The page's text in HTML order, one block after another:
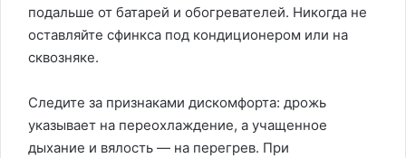
подальше от батарей и обогревателей. Никогда не
оставляйте сфинкса под кондиционером или на
сквозняке.
Следите за признаками дискомфорта: дрожь
указывает на переохлаждение, а учащенное
дыхание и вялость — на перегрев. При